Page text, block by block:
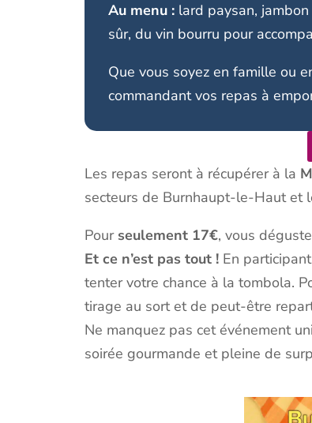
Au menu : lard paysan,
sûr, du vin bourru pour
Que vous soyez en famille ou
commandant vos repas à
Les repas seront à récupérer à la
secteurs de Burnhaupt-le-Haut et
Pour seulement 17€, vous
Et ce n’est pas tout ! En
tenter votre chance à la tombola.
tirage au sort et de peut-être
Ne manquez pas cet événement
soirée gourmande et pleine de